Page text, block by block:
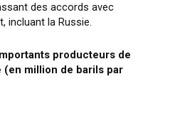
des accords avec
incluant la Russie.
producteurs de
(en million de barils par